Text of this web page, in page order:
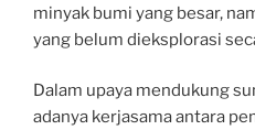
minyak bumi yang besar,
yang belum dieksplorasi
Dalam upaya mendukung
adanya kerjasama antara